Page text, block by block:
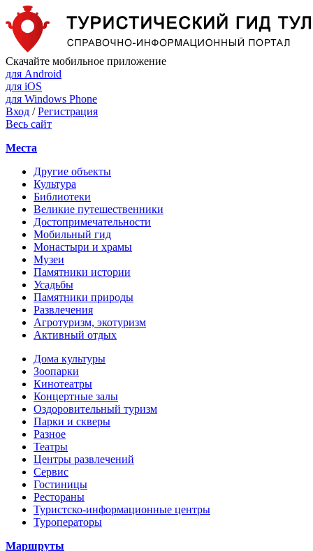
Скачайте мобильное приложение
для Android
для iOS
для Windows Phone
Вход /Регистрация
Весь сайт
Места
Другие объекты
Культура
Библиотеки
Великие путешественники
Достопримечательности
Мобильный гид
Монастыри и храмы
Музеи
Памятники истории
Усадьбы
Памятники природы
Развлечения
Агротуризм, экотуризм
Активный отдых
Дома культуры
Зоопарки
Кинотеатры
Концертные залы
Оздоровительный туризм
Парки и скверы
Разное
Театры
Центры развлечений
Сервис
Гостиницы
Рестораны
Туристско-информационные центры
Туроператоры
Маршруты